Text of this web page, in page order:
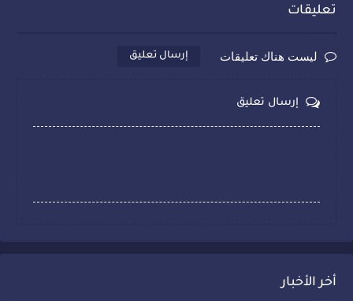
تعليقات
ليست هناك تعليقات إرسال تعليق
إرسال تعليق
أخر الأخبار